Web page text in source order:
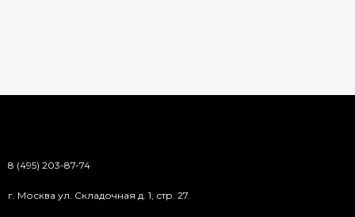
8 (495) 203-87-74
г. Москва ул. Складочная д. 1, стр. 27.